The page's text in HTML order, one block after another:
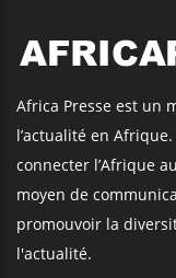
Africa Presse est un
l’actualité en
connecter l’Afrique
moyen de
promouvoir la
l'actualité.